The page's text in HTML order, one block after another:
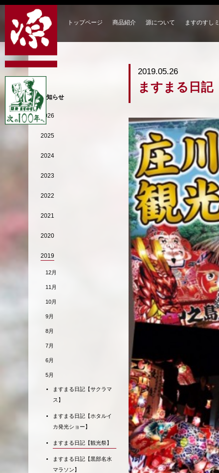
トップページ 商品紹介 源について ますのすし
2019.05.26
ますまる日記
お知らせ
2026
2025
2024
2023
2022
2021
2020
2019
12月
11月
10月
9月
8月
7月
6月
5月
ますまる日記【サクラマ
ス】
ますまる日記【ホタルイ
カ発光ショー】
ますまる日記【観光祭】
ますまる日記【黒部名水
マラソン】